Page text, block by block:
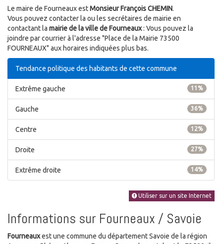
Le maire de Fourneaux estMonsieur François CHEMIN.
Vous pouvez contacter la ou les secrétaires de mairie en
contactant la mairie de la ville de Fourneaux: Vous pouvez la
joindre par courrier à l'adresse "Place de la Mairie 73500
FOURNEAUX" aux horaires indiquées plus bas.
Tendance politique des habitants de cette commune
11%
Extrême gauche
36%
Gauche
12%
Centre
27%
Droite
14%
Extrême droite
Utiliser sur un site Internet
Informations sur Fourneaux / Savoie
Fourneauxest une commune du département Savoie de la région